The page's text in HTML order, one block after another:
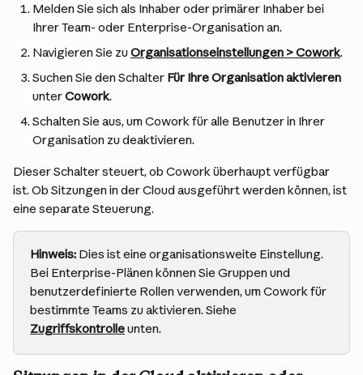
Melden Sie sich als Inhaber oder primärer Inhaber bei
Ihrer Team- oder Enterprise-Organisation an.
Navigieren Sie zu Organisationseinstellungen > Cowork.
Suchen Sie den Schalter Für Ihre Organisation aktivieren
unter Cowork.
Schalten Sie aus, um Cowork für alle Benutzer in Ihrer
Organisation zu deaktivieren.
Dieser Schalter steuert, ob Cowork überhaupt verfügbar
ist. Ob Sitzungen in der Cloud ausgeführt werden können, ist
eine separate Steuerung.
Hinweis: Dies ist eine organisationsweite Einstellung.
Bei Enterprise-Plänen können Sie Gruppen und
benutzerdefinierte Rollen verwenden, um Cowork für
bestimmte Teams zu aktivieren. Siehe
Zugriffskontrolle unten.